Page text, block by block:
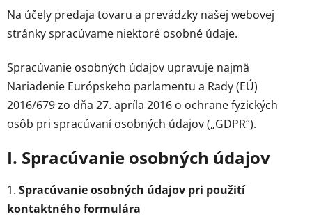
Na účely predaja tovaru a prevádzky našej webovej
stránky spracúvame niektoré osobné údaje.
Spracúvanie osobných údajov upravuje najmä
Nariadenie Európskeho parlamentu a Rady (EÚ)
2016/679 zo dňa 27. apríla 2016 o ochrane fyzických
osôb pri spracúvaní osobných údajov („GDPR“).
I. Spracúvanie osobných údajov
1. Spracúvanie osobných údajov pri použití
kontaktného formulára